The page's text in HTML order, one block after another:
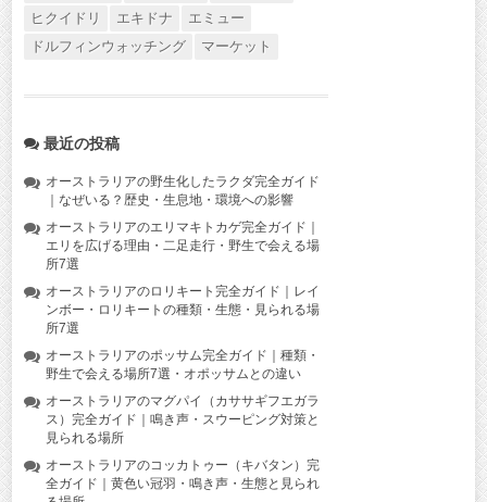
ヒクイドリ
エキドナ
エミュー
ドルフィンウォッチング
マーケット
最近の投稿
オーストラリアの野生化したラクダ完全ガイド
｜なぜいる？歴史・生息地・環境への影響
オーストラリアのエリマキトカゲ完全ガイド｜
エリを広げる理由・二足走行・野生で会える場
所7選
オーストラリアのロリキート完全ガイド｜レイ
ンボー・ロリキートの種類・生態・見られる場
所7選
オーストラリアのポッサム完全ガイド｜種類・
野生で会える場所7選・オポッサムとの違い
オーストラリアのマグパイ（カササギフエガラ
ス）完全ガイド｜鳴き声・スウーピング対策と
見られる場所
オーストラリアのコッカトゥー（キバタン）完
全ガイド｜黄色い冠羽・鳴き声・生態と見られ